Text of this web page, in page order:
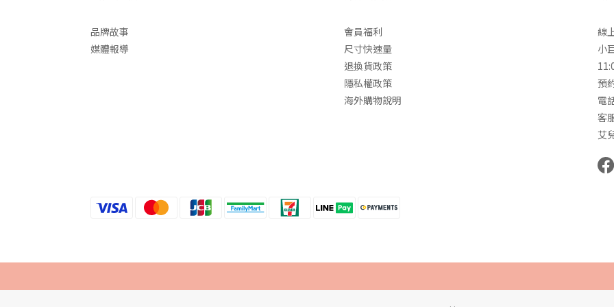
品牌故事
媒體報導
會員福利
尺寸快速量
退換貨政策
隱私權政策
海外購物說明
線
小
預
電
客
艾